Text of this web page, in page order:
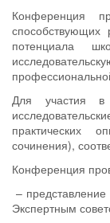
Конференция
способствующих
потенциала
Для участия в
практических
сочинения),
Конференция
– представление
Экспертным